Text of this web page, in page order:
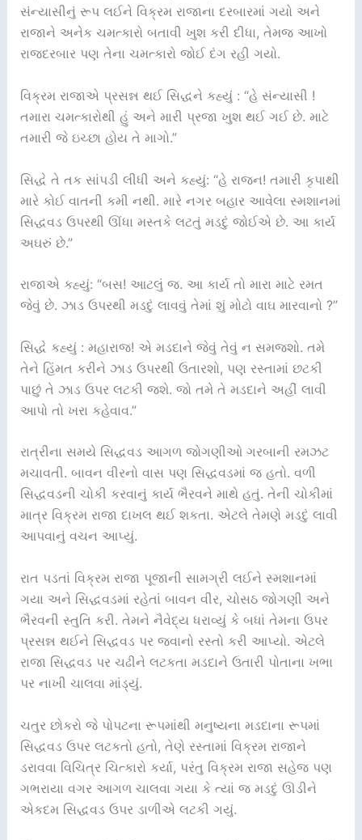
સંન્યાસીનું રૂપ લઈને વિક્રમ રાજાના દરબારમાં ગયો અને
રાજાને અનેક ચમત્કારો બતાવી ખુશ કરી દીધા, તેમજ આખો
રાજદરબાર પણ તેના ચમત્કારો જોઈ દંગ રહી ગયો.
વિક્રમ રાજાએ પ્રસન્ન થઈ સિદ્ધને કહ્યું : “હે સંન્યાસી !
તમારા ચમત્કારોથી હું અને મારી પ્રજા ખુશ થઈ ગઈ છે. માટે
તમારી જે ઇચ્છા હોય તે માગો.”
સિદ્ધે તે તક સાંપડી લીધી અને કહ્યું: “હે રાજન! તમારી કૃપાથી
મારે કોઈ વાતની કમી નથી. મારે નગર બહાર આવેલા સ્મશાનમાં
સિદ્ધવડ ઉપરથી ઊંધા મસ્તકે લટતું મડદું જોઈએ છે. આ કાર્ય
અઘરું છે.”
રાજાએ કહ્યું: “બસ! આટલું જ. આ કાર્ય તો મારા માટે રમત
જેવું છે. ઝાડ ઉપરથી મડદું લાવવું તેમાં શું મોટો વાઘ મારવાનો ?”
સિદ્ધે કહ્યું : મહારાજ! એ મડદાને જેવું તેવું ન સમજશો. તમે
તેને હિંમત કરીને ઝાડ ઉપરથી ઉતારશો, પણ રસ્તામાં છટકી
પાછું તે ઝાડ ઉપર લટકી જશે. જો તમે તે મડદાને અહીં લાવી
આપો તો ખરા કહેવાવ.”
રાત્રીના સમયે સિદ્ધવડ આગળ જોગણીઓ ગરબાની રમઝટ
મચાવતી. બાવન વીરનો વાસ પણ સિદ્ધવડમાં જ હતો. વળી
સિદ્ધવડની ચોકી કરવાનું કાર્ય ભૈરવને માથે હતું. તેની ચોકીમાં
માત્ર વિક્રમ રાજા દાખલ થઈ શકતા. એટલે તેમણે મડદું લાવી
આપવાનું વચન આપ્યું.
રાત પડતાં વિક્રમ રાજા પૂજાની સામગ્રી લઈને સ્મશાનમાં
ગયા અને સિદ્ધવડમાં રહેતાં બાવન વીર, ચોસઠ જોગણી અને
ભૈરવની સ્તુતિ કરી. તેમને નૈવેદ્ય ધરાવ્યું કે બધાં તેમના ઉપર
પ્રસન્ન થઈને સિદ્ધવડ પર જવાનો રસ્તો કરી આપ્યો. એટલે
રાજા સિદ્ધવડ પર ચઢીને લટકતા મડદાને ઉતારી પોતાના ખભા
પર નાખી ચાલવા માંડ્યું.
ચતુર છોકરો જે પોપટના રૂપમાંથી મનુષ્યના મડદાના રૂપમાં
સિદ્ધવડ ઉપર લટકતો હતો, તેણે રસ્તામાં વિક્રમ રાજાને
ડરાવવા વિચિત્ર ચિત્કારો કર્યા, પરંતુ વિક્રમ રાજા સહેજ પણ
ગભરાયા વગર આગળ ચાલવા ગયા કે ત્યાં જ મડદું ઊડીને
એકદમ સિદ્ધવડ ઉપર ડાળીએ લટકી ગયું.